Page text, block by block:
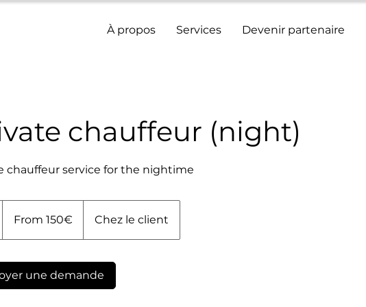
À propos Services Devenir partenaire
chauffeur (night)
chauffeur service for the nightime
From 150€ Chez le client
une demande